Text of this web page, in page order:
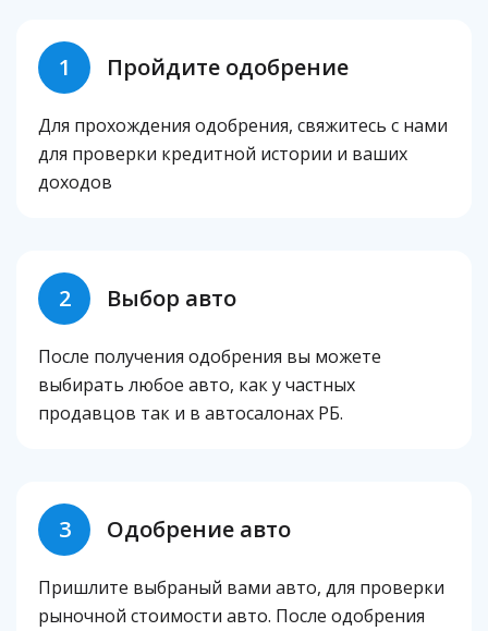
1 Пройдите одобрение
Для прохождения одобрения, свяжитесь с нами
для проверки кредитной истории и ваших
доходов
2 Выбор авто
После получения одобрения вы можете
выбирать любое авто, как у частных
продавцов так и в автосалонах РБ.
3 Одобрение авто
Пришлите выбраный вами авто, для проверки
рыночной стоимости авто. После одобрения